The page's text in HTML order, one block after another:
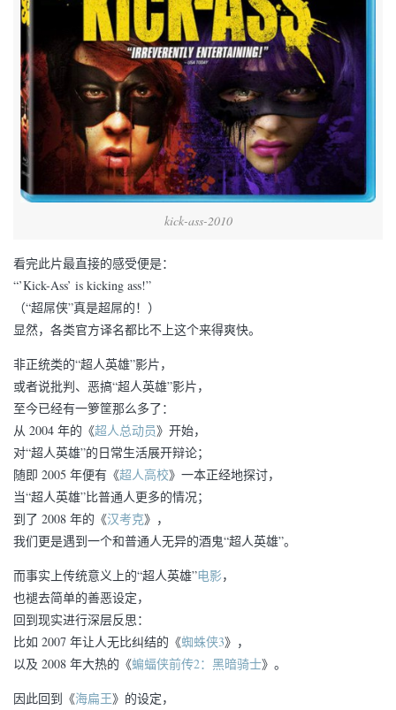
kick-ass-2010
看完此片最直接的感受便是：
“’Kick-Ass’ is kicking ass!”
（“超屌侠”真是超屌的！）
显然，各类官方译名都比不上这个来得爽快。
非正统类的“超人英雄”影片，
或者说批判、恶搞“超人英雄”影片，
至今已经有一箩筐那么多了：
从 2004 年的《超人总动员》开始，
对“超人英雄”的日常生活展开辩论；
随即 2005 年便有《超人高校》一本正经地探讨，
当“超人英雄”比普通人更多的情况；
到了 2008 年的《汉考克》，
我们更是遇到一个和普通人无异的酒鬼“超人英雄”。
而事实上传统意义上的“超人英雄”电影，
也褪去简单的善恶设定，
回到现实进行深层反思：
比如 2007 年让人无比纠结的《蜘蛛侠3》，
以及 2008 年大热的《蝙蝠侠前传2：黑暗骑士》。
因此回到《海扁王》的设定，